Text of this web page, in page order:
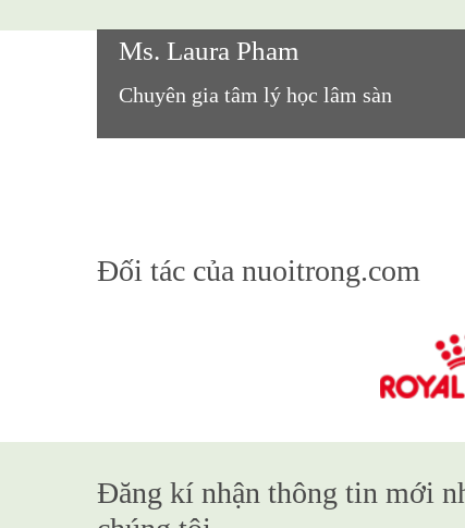
Ms. Laura Pham
Chuyên gia tâm lý học lâm sàn
Đối tác của nuoitrong.com
Đăng kí nhận thông tin mới